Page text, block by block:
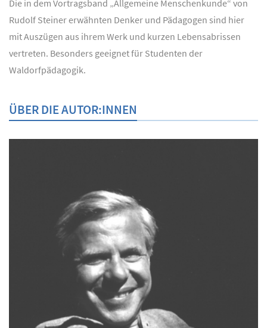
Die in dem Vortragsband „Allgemeine Menschenkunde“ von
Rudolf Steiner erwähnten Denker und Pädagogen sind hier
mit Auszügen aus ihrem Werk und kurzen Lebensabrissen
vertreten. Besonders geeignet für Studenten der
Waldorfpädagogik.
ÜBER DIE AUTOR:INNEN